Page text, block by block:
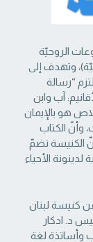
الروحيّة
وتهدف إلى
“رسالة
آب وابن
هو بالإيمان
وأنّ الكتاب
الكنيسة تضمّ
الأحياء
كنيسة لبنان
د. ادكار
من كتّاب وأساتذة لغة